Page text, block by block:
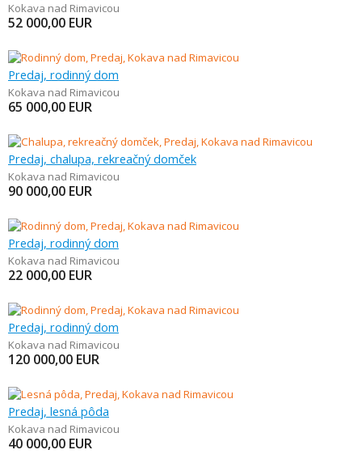
Kokava nad Rimavicou
52 000,00 EUR
Predaj, rodinný dom
Kokava nad Rimavicou
65 000,00 EUR
Predaj, chalupa, rekreačný domček
Kokava nad Rimavicou
90 000,00 EUR
Predaj, rodinný dom
Kokava nad Rimavicou
22 000,00 EUR
Predaj, rodinný dom
Kokava nad Rimavicou
120 000,00 EUR
Predaj, lesná pôda
Kokava nad Rimavicou
40 000,00 EUR